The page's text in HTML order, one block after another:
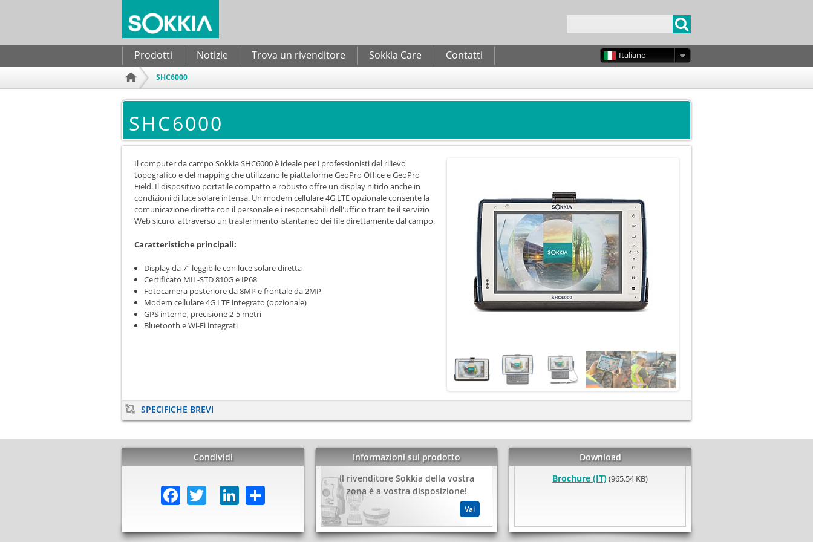
Form di ricerca
Prodotti Notizie Trova un rivenditore Sokkia Care Contatti Italiano
SHC6000
SHC6000
Il computer da campo Sokkia SHC6000 è ideale per i professionisti del rilievo
topografico e del mapping che utilizzano le piattaforme GeoPro Office e GeoPro
Field. Il dispositivo portatile compatto e robusto offre un display nitido anche in
condizioni di luce solare intensa. Un modem cellulare 4G LTE opzionale consente la
comunicazione diretta con il personale e i responsabili dell'ufficio tramite il servizio
Web sicuro, attraverso un trasferimento istantaneo dei file direttamente dal campo.
Caratteristiche principali:
Display da 7” leggibile con luce solare diretta
Certificato MIL-STD 810G e IP68
Fotocamera posteriore da 8MP e frontale da 2MP
Modem cellulare 4G LTE integrato (opzionale)
GPS interno, precisione 2-5 metri
Bluetooth e Wi-Fi integrati
SPECIFICHE BREVI
Condividi
Facebook
TwitterLinkedIn
Informazioni sul prodotto
Il rivenditore Sokkia della vostra
zona è a vostra disposizione!
Vai
Download
Brochure (IT)(965.54 KB)